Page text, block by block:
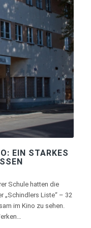
EIN STARKES
Schule hatten die
„Schindlers Liste“ – 32
im Kino zu sehen.